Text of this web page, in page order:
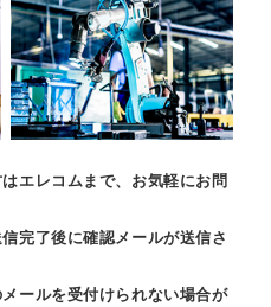
エレコムまで、お気軽にお問
完了後に確認メールが送信さ
ールを受付けられない場合が